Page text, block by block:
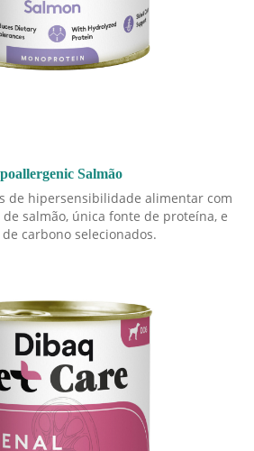
Salmão
de hipersensibilidade alimentar com
salmão, única fonte de proteína, e
carbono selecionados.